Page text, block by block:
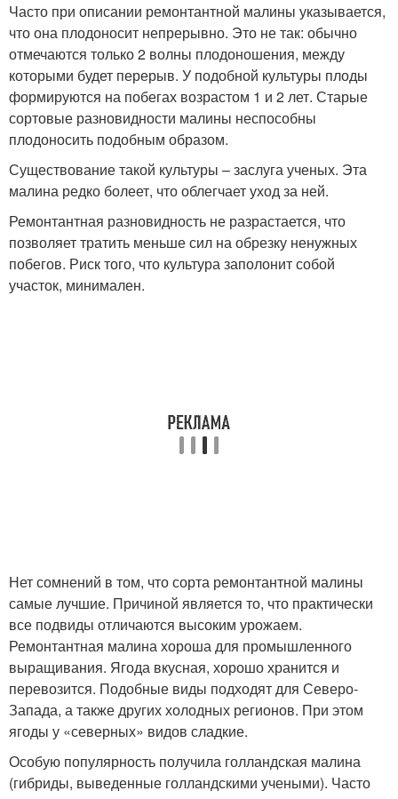
Часто при описании ремонтантной малины указывается,
что она плодоносит непрерывно. Это не так: обычно
отмечаются только 2 волны плодоношения, между
которыми будет перерыв. У подобной культуры плоды
формируются на побегах возрастом 1 и 2 лет. Старые
сортовые разновидности малины неспособны
плодоносить подобным образом.
Существование такой культуры – заслуга ученых. Эта
малина редко болеет, что облегчает уход за ней.
Ремонтантная разновидность не разрастается, что
позволяет тратить меньше сил на обрезку ненужных
побегов. Риск того, что культура заполонит собой
участок, минимален.
Нет сомнений в том, что сорта ремонтантной малины
самые лучшие. Причиной является то, что практически
все подвиды отличаются высоким урожаем.
Ремонтантная малина хороша для промышленного
выращивания. Ягода вкусная, хорошо хранится и
перевозится. Подобные виды подходят для Северо-
Запада, а также других холодных регионов. При этом
ягоды у «северных» видов сладкие.
Особую популярность получила голландская малина
(гибриды, выведенные голландскими учеными). Часто